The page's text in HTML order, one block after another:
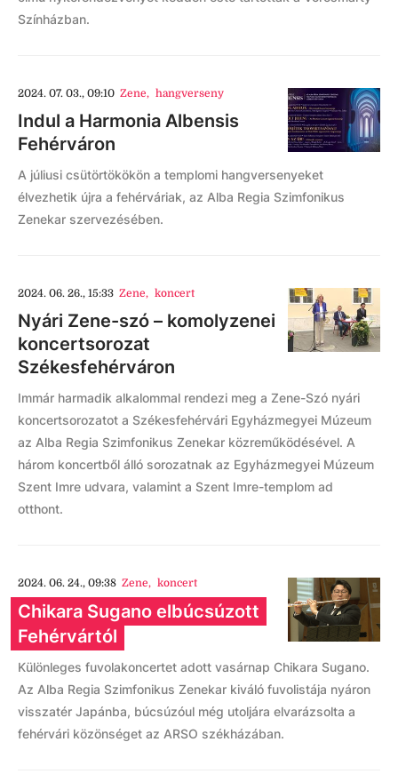
Színházban.
2024. 07. 03., 09:10 Zene, hangverseny
Indul a Harmonia Albensis
Fehérváron
A júliusi csütörtökökön a templomi hangversenyeket
élvezhetik újra a fehérváriak, az Alba Regia Szimfonikus
Zenekar szervezésében.
2024. 06. 26., 15:33 Zene, koncert
Nyári Zene-szó – komolyzenei
koncertsorozat
Székesfehérváron
Immár harmadik alkalommal rendezi meg a Zene-Szó nyári
koncertsorozatot a Székesfehérvári Egyházmegyei Múzeum
az Alba Regia Szimfonikus Zenekar közreműködésével. A
három koncertből álló sorozatnak az Egyházmegyei Múzeum
Szent Imre udvara, valamint a Szent Imre-templom ad
otthont.
2024. 06. 24., 09:38 Zene, koncert
Chikara Sugano elbúcsúzott
Fehérvártól
Különleges fuvolakoncertet adott vasárnap Chikara Sugano.
Az Alba Regia Szimfonikus Zenekar kiváló fuvolistája nyáron
visszatér Japánba, búcsúzóul még utoljára elvarázsolta a
fehérvári közönséget az ARSO székházában.